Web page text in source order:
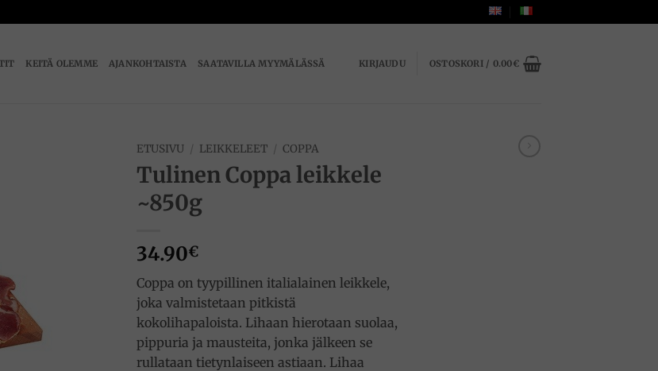
KEITÄ OLEMME AJANKOHTAISTA SAATAVILLA MYYMÄLÄSSÄ KIRJAUDU OSTOSKORI / 0.00€
ETUSIVU / LEIKKELEET / COPPA
Tulinen Coppa leikkele
~850g
34.90€
Coppa on tyypillinen italialainen leikkele,
joka valmistetaan pitkistä
kokolihapaloista. Lihaan hierotaan suolaa,
pippuria ja mausteita, jonka jälkeen se
rullataan tietynlaiseen astiaan. Lihaa